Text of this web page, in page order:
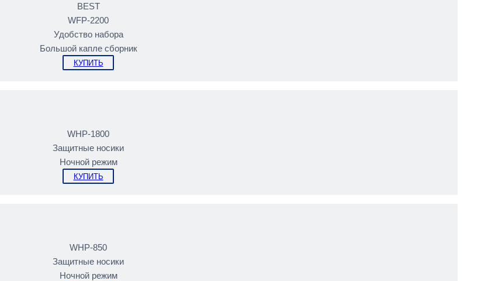
BEST
WFP-2200
Удобство набора
Большой капле сборник
КУПИТЬ
WHP-1800
Защитные носики
Ночной режим
КУПИТЬ
WHP-850
Защитные носики
Ночной режим